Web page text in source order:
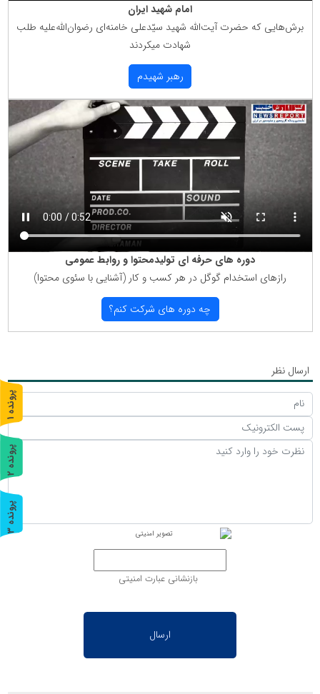
امام شهید ایران
برش‌هایی كه حضرت آیت‌الله شهید سیّدعلی خامنه‌ای رضوان‌الله‌علیه طلب
شهادت میكردند
رهبر شهیدم
دوره های حرفه ای تولیدمحتوا و روابط عمومی
رازهای استخدام گوگل در هر كسب و كار (آشنایی با سئوی محتوا)
چه دوره های شركت كنم؟
ارسال نظر
بازنشانی عبارت امنیتی
پ
ر
و
ن
د
ه
1
پ
ر
و
ن
د
ه
2
پ
ر
و
ن
د
ه
3